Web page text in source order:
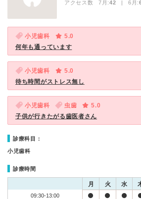
アクセス数 7月:42 | 6月:
小児歯科
5.0
何年も通っています
小児歯科
5.0
待ち時間がストレス無し
小児歯科 虫歯
5.0
子供が行きたがる歯医者さん
診療科目：
小児歯科
診療時間
月 火 水
09:30-13:00